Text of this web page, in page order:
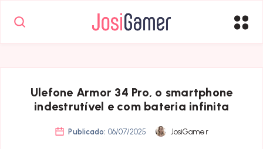
Ulefone Armor 34 Pro, o smartphone
indestrutível e com bateria infinita
Publicado: 06/07/2025 JosiGamer